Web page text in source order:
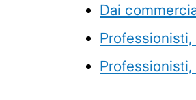
Dai